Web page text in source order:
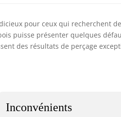
pour ceux qui recherchent
puisse présenter quelques
des résultats de perçage
Inconvénients